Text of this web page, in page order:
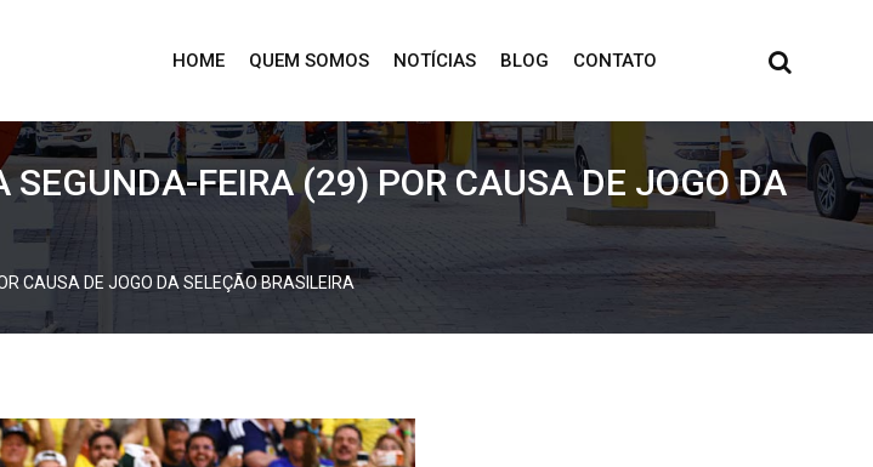
HOME QUEM SOMOS NOTÍCIAS BLOG CONTATO
FEIRA (29) POR CAUSA DE JOGO DA
CAUSA DE JOGO DA SELEÇÃO BRASILEIRA